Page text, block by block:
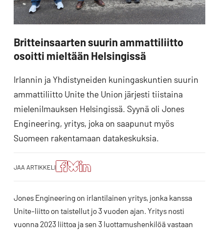
Britteinsaarten suurin ammattiliitto
osoitti mieltään Helsingissä
Irlannin ja Yhdistyneiden kuningaskuntien suurin
ammattiliitto Unite the Union järjesti tiistaina
mielenilmauksen Helsingissä. Syynä oli Jones
Engineering, yritys, joka on saapunut myös
Suomeen rakentamaan datakeskuksia.
JAA ARTIKKELI
Jaa
artikkeli
Facebookissa
Jaa
artikkeli
Blueskyssa
Jako:
Jaa
artikkeli
Jones Engineering on irlantilainen yritys, jonka kanssa
Unite-liitto on taistellut jo 3 vuoden ajan. Yritys nosti
vuonna 2023 liittoa ja sen 3 luottamushenkilöä vastaan